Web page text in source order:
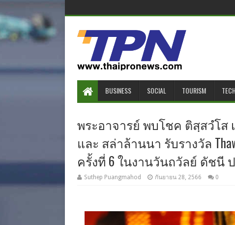
BUSINESS SOCIAL TOURISM
พระอาจารย์ พบโชค ติสฺสวํโ
และ สล่าล้านนา รับรางวัล
ครั้งที่ 6 ในงานวันถวัลย์ ดัชนี
Suthep Puangmahod กันยายน 28, 2566 0